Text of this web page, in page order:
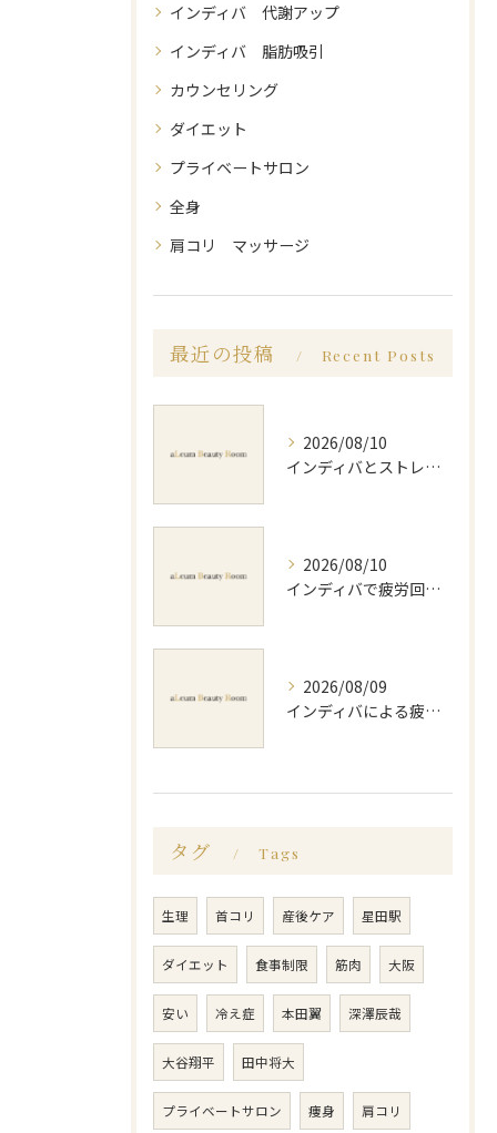
インディバ 代謝アップ
インディバ 脂肪吸引
カウンセリング
ダイエット
プライベートサロン
全身
肩コリ マッサージ
最近の投稿 Recent Posts
2026/08/10
インディバとストレッチで体質改善を効率化する継続活用ガイド
2026/08/10
インディバで疲労回復を実感する効果的な使い方大阪府交野市私部南のポイント
2026/08/09
インディバによる疲労回復方法と効果的な実感や持続のポイントを徹底解説
タグ Tags
生理 首コリ 産後ケア 星田駅
ダイエット 食事制限 筋肉 大阪
安い 冷え症 本田翼 深澤辰哉
大谷翔平 田中将大
プライベートサロン 痩身 肩コリ